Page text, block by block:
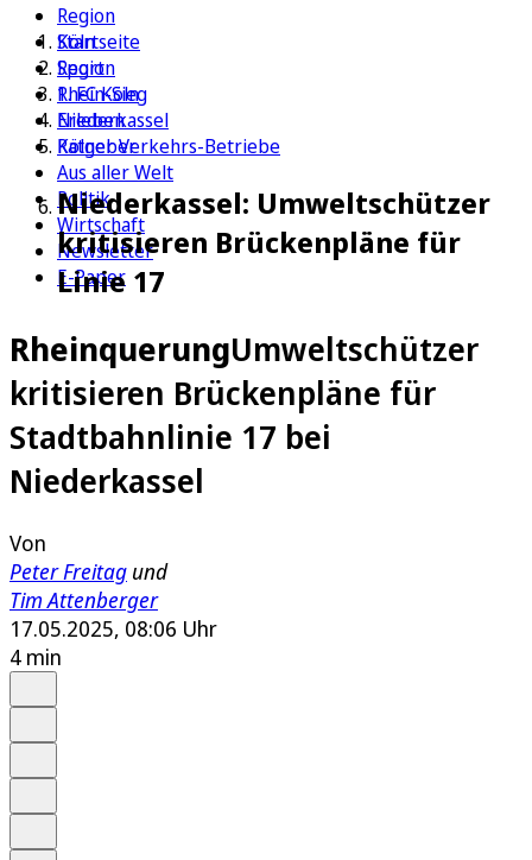
Region
Köln
Sport
1. FC Köln
Erleben
Ratgeber
Aus aller Welt
Politik
Wirtschaft
Newsletter
E-Paper
Startseite
Region
Rhein-Sieg
Niederkassel
Kölner Verkehrs-Betriebe
Niederkassel: Umweltschützer
kritisieren Brückenpläne für
Linie 17
RheinquerungUmweltschützer
kritisieren Brückenpläne für
Stadtbahnlinie 17 bei
Niederkassel
Von
Peter Freitag und
Tim Attenberger
17.05.2025, 08:06 Uhr
4 min